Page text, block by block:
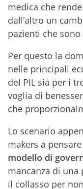
medica che
dall’altro un
pazienti che
Per questo la
nelle principali
del PIL sia per i
voglia di
che
Lo scenario
makers a
modello di
mancanza di
il collasso per